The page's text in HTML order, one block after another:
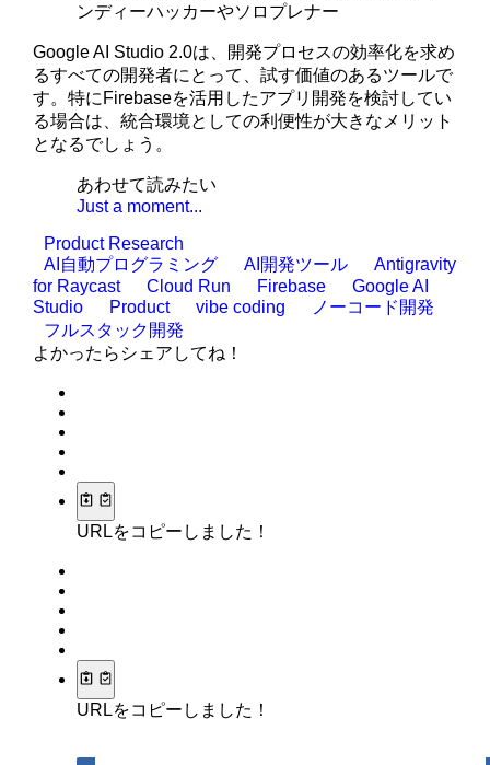
ンディーハッカーやソロプレナー
Google AI Studio 2.0は、開発プロセスの効率化を求め
るすべての開発者にとって、試す価値のあるツールで
す。特にFirebaseを活用したアプリ開発を検討してい
る場合は、統合環境としての利便性が大きなメリット
となるでしょう。
あわせて読みたい
Just a moment...
Product Research
AI自動プログラミング
AI開発ツール
Antigravity
for Raycast
Cloud Run Firebase
Google AI
Studio
Product vibe coding
ノーコード開発
フルスタック開発
よかったらシェアしてね！
URLをコピーしました！
URLをコピーしました！